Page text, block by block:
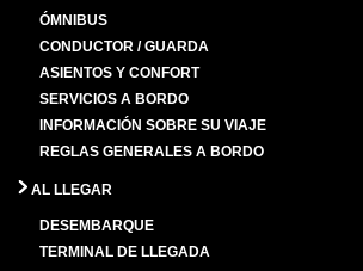
ÓMNIBUS
CONDUCTOR / GUARDA
ASIENTOS Y CONFORT
SERVICIOS A BORDO
INFORMACIÓN SOBRE SU VIAJE
REGLAS GENERALES A BORDO
AL LLEGAR
DESEMBARQUE
TERMINAL DE LLEGADA